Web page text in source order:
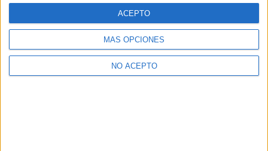
MÁS OPCIONES
NO ACEPTO
ACEPTO
Quiénes somos|Contactar
Aviso legal|Politica de privacidad|Condiciones generales|Política
de cookies
© 2003-2026Compás Mediterráneo S.L.- Diego de León 47 - 28006
Madrid [ESPAÑA] - Tel. +34 91 593 2767